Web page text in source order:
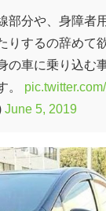
部分や、身障者
りするの辞めて
の車に乗り込む
。
June 5, 2019